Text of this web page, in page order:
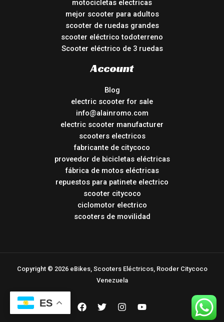
motocicletas electricas
mejor scooter para adultos
scooter de ruedas grandes
scooter eléctrico todoterreno
Scooter eléctrico de 3 ruedas
Account
Blog
electric scooter for sale
info@alainromo.com
electric scooter manufacturer
scooters electricos
fabricante de citycoco
proveedor de bicicletas eléctricas
fábrica de motos eléctricas
repuestos para patinete electrico
scooter citycoco
ciclomotor electrico
scooters de movilidad
Copyright © 2026 eBikes, Scooters Eléctricos, Rooder Citycoco
Venezuela
ES